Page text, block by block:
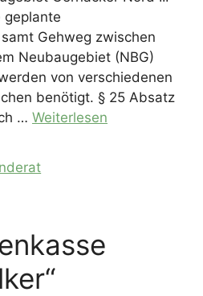
geplante
Gehweg zwischen
Neubaugebiet (NBG)
von verschiedenen
benötigt. § 25 Absatz
… Weiterlesen